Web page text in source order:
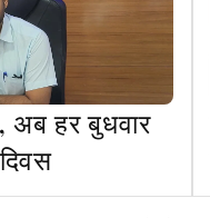
हर बुधवार